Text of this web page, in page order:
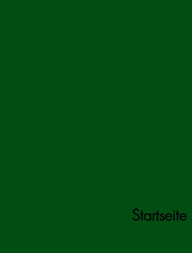
Startseite